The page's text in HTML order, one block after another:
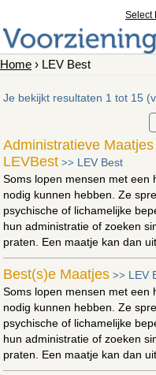
Select
Home › LEV Best
Je bekijkt resultaten 1 tot 15
Administratieve
LEVBest >> LEV Best
Soms lopen mensen met een
nodig kunnen hebben. Ze
psychische of lichamelijke
hun administratie of zoeken
praten. Een maatje kan dan
Best(s)e Maatjes >> LEV
Soms lopen mensen met een
nodig kunnen hebben. Ze
psychische of lichamelijke
hun administratie of zoeken
praten. Een maatje kan dan